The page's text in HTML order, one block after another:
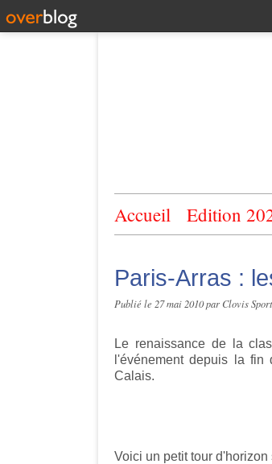
Accueil Edition
Paris-Arras :
Publié le 27 mai 2010par Clovis
Le renaissance de la
l'événement depuis la
Calais.
Voici un petit tour